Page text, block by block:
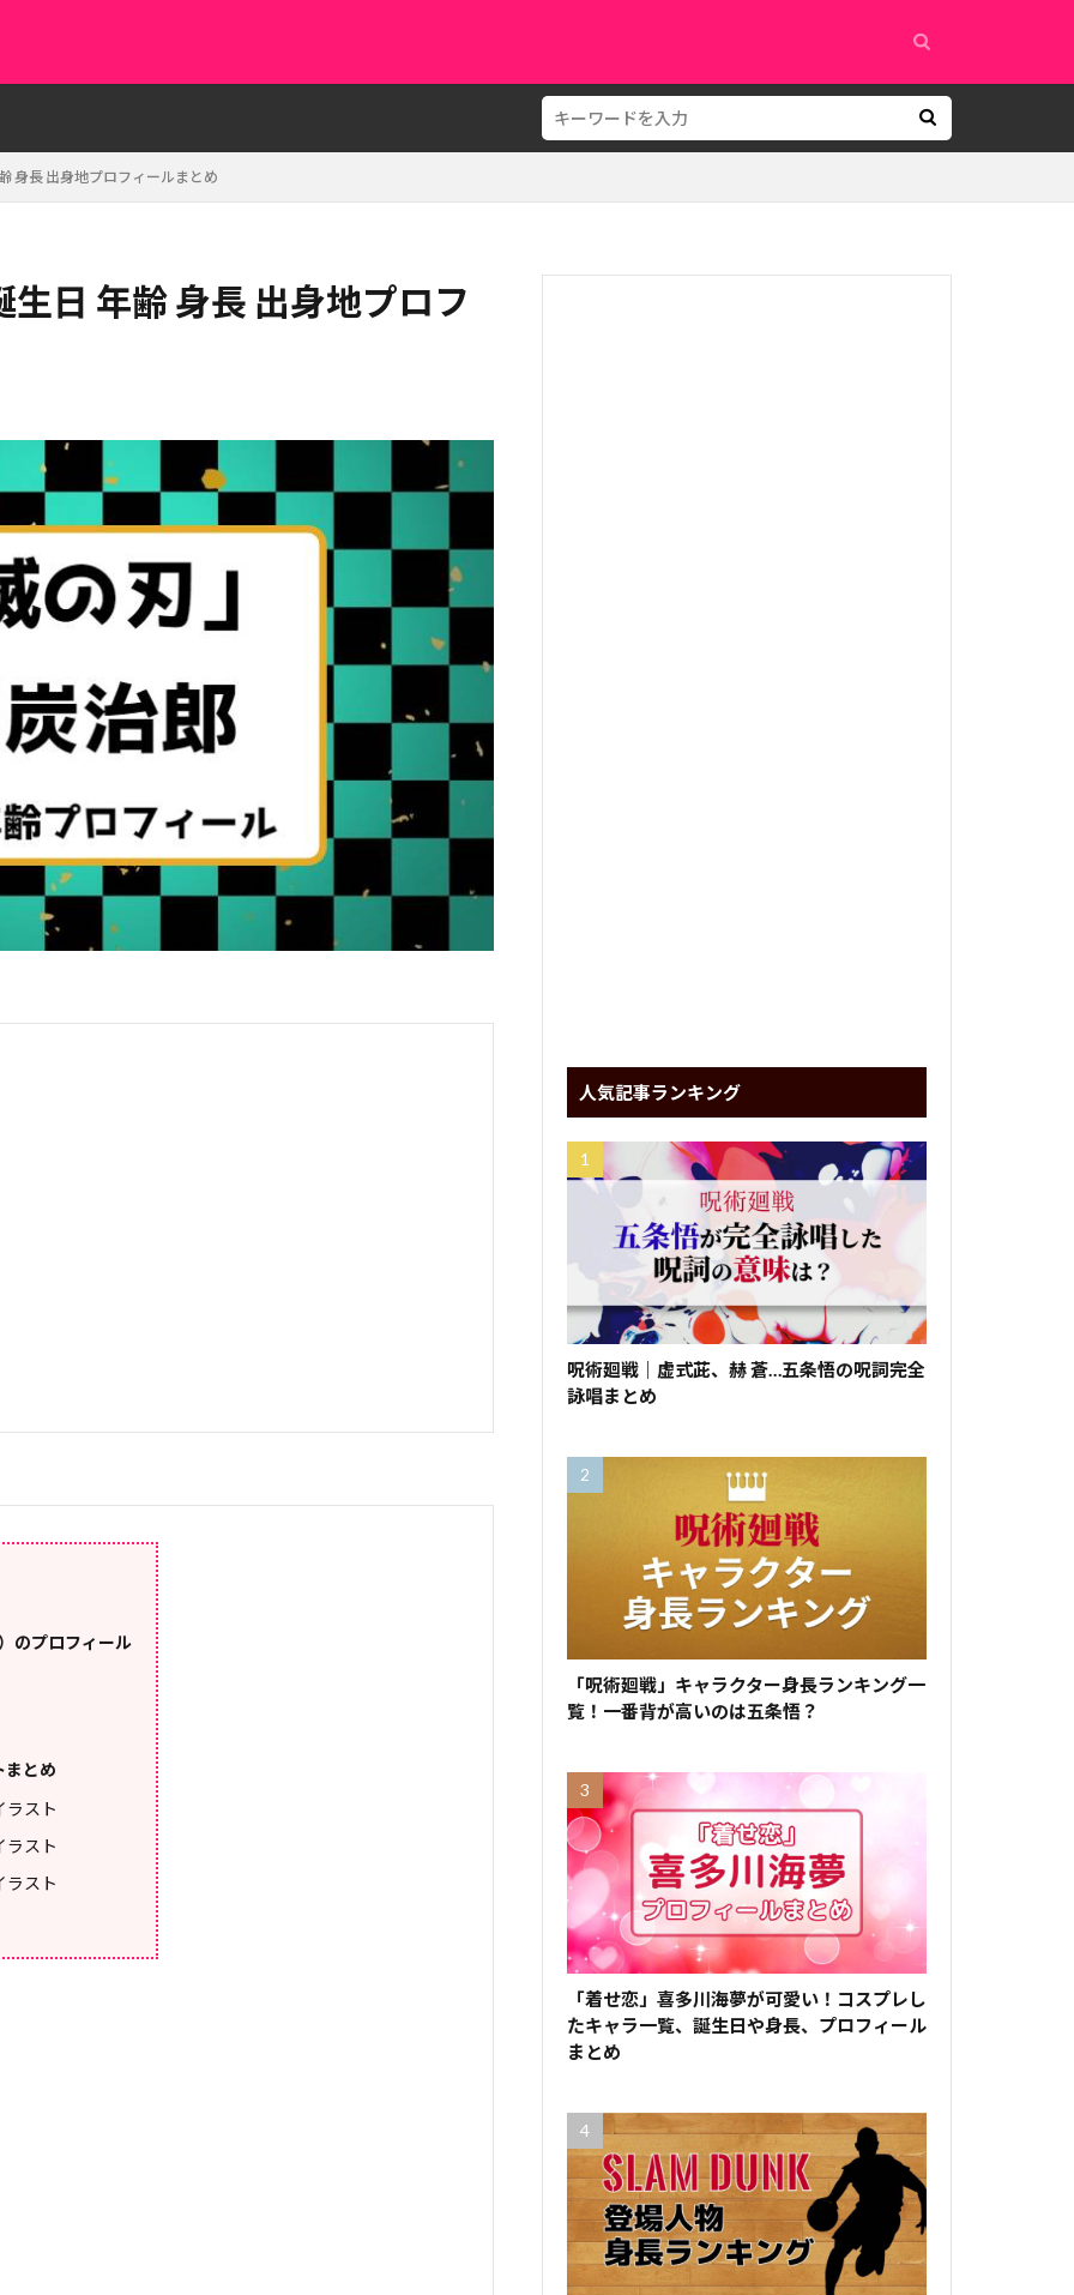
身長 出身地プロフィールまとめ
日 年齢 身長 出身地プロフ
のプロフィール
とめ
ラスト
ラスト
ラスト
人気記事ランキング
呪術廻戦｜虚式茈、赫 蒼…五条悟の呪詞完全
詠唱まとめ
「呪術廻戦」キャラクター身長ランキング一
覧！一番背が高いのは五条悟？
「着せ恋」喜多川海夢が可愛い！コスプレし
たキャラ一覧、誕生日や身長、プロフィール
まとめ